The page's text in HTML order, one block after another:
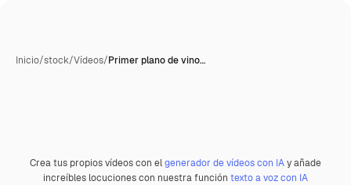
Inicio/stock/Vídeos/Primer plano de vino…
Premium
Crea tus propios vídeos con elgenerador de vídeos con IAy añade
increíbles locuciones con nuestra función texto a voz con IA